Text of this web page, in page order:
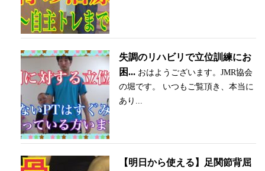
失調のリハビリで立位訓練にお
困... おはようございます。JMR協会
の堀です。 いつもご覧頂き、本当に
あり...
【明日から使える】足関節背屈